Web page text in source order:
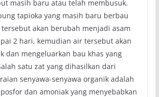
masih baru atau telah membusuk.
tapioka yang masih baru berbau
tersebut akan berubah menjadi asam
2 hari, kemudian air tersebut akan
dan mengeluarkan bau khas yang
satu zat yang dihasilkan dari
senyawa-senyawa organik adalah
dan amoniak yang menyebabkan